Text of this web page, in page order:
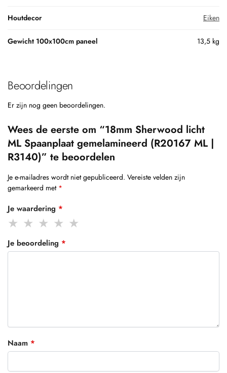
Houtdecor Eiken
Gewicht 100x100cm paneel 13,5 kg
Beoordelingen
Er zijn nog geen beoordelingen.
Wees de eerste om “18mm Sherwood licht
ML Spaanplaat gemelamineerd (R20167 ML |
R3140)” te beoordelen
Je e-mailadres wordt niet gepubliceerd. Vereiste velden zijn
gemarkeerd met *
Je waardering *
Je beoordeling *
Naam *